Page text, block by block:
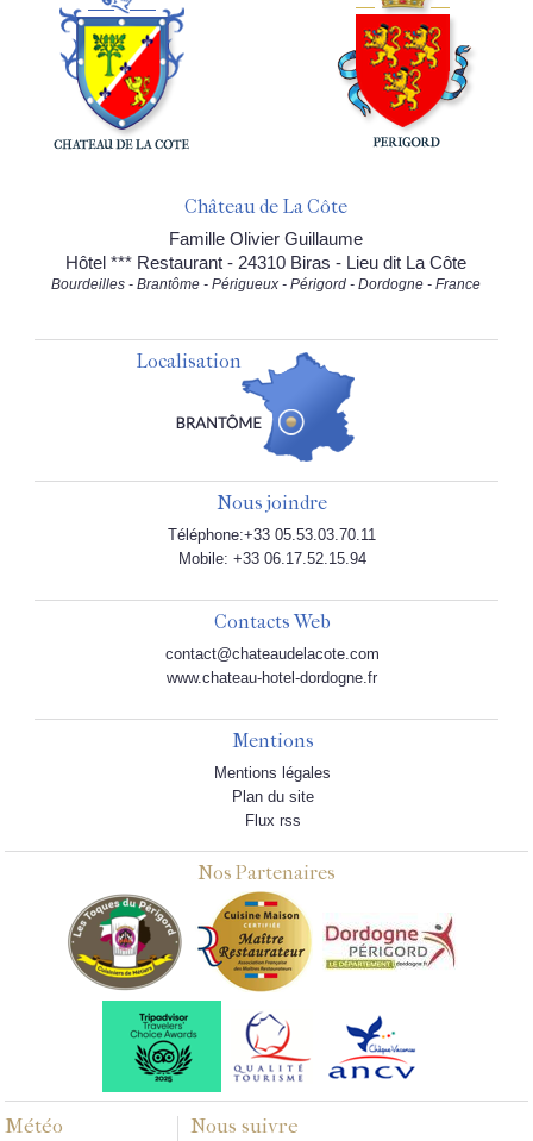
Château de La Côte
Famille Olivier Guillaume
Hôtel *** Restaurant - 24310 Biras - Lieu dit La Côte
Bourdeilles - Brantôme - Périgueux - Périgord - Dordogne - France
Localisation
Nous joindre
Téléphone:+33 05.53.03.70.11
Mobile: +33 06.17.52.15.94
Contacts Web
contact@chateaudelacote.com
www.chateau-hotel-dordogne.fr
Mentions
Mentions légales
Plan du site
Flux rss
Nos Partenaires
Météo Nous suivre